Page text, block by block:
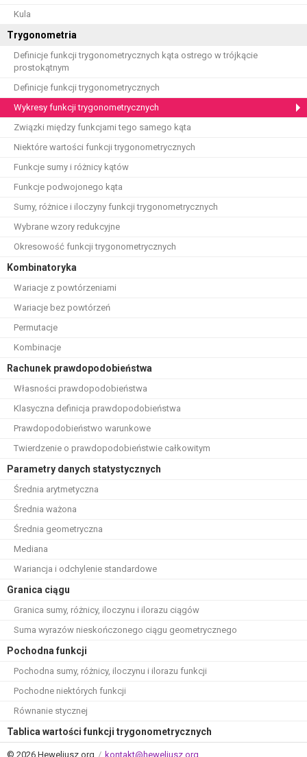
Kula
Trygonometria
Definicje funkcji trygonometrycznych kąta ostrego w trójkącie
prostokątnym
Definicje funkcji trygonometrycznych
Wykresy funkcji trygonometrycznych
Związki między funkcjami tego samego kąta
Niektóre wartości funkcji trygonometrycznych
Funkcje sumy i różnicy kątów
Funkcje podwojonego kąta
Sumy, różnice i iloczyny funkcji trygonometrycznych
Wybrane wzory redukcyjne
Okresowość funkcji trygonometrycznych
Kombinatoryka
Wariacje z powtórzeniami
Wariacje bez powtórzeń
Permutacje
Kombinacje
Rachunek prawdopodobieństwa
Własności prawdopodobieństwa
Klasyczna definicja prawdopodobieństwa
Prawdopodobieństwo warunkowe
Twierdzenie o prawdopodobieństwie całkowitym
Parametry danych statystycznych
Średnia arytmetyczna
Średnia ważona
Średnia geometryczna
Mediana
Wariancja i odchylenie standardowe
Granica ciągu
Granica sumy, różnicy, iloczynu i ilorazu ciągów
Suma wyrazów nieskończonego ciągu geometrycznego
Pochodna funkcji
Pochodna sumy, różnicy, iloczynu i ilorazu funkcji
Pochodne niektórych funkcji
Równanie stycznej
Tablica wartości funkcji trygonometrycznych
© 2026 Heweliusz.org / kontakt@heweliusz.org